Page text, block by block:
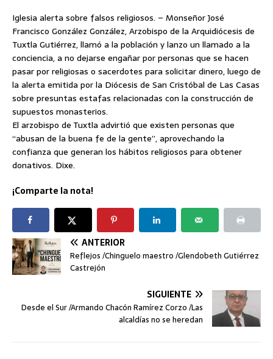
Iglesia alerta sobre falsos religiosos. – Monseñor José
Francisco González González, Arzobispo de la Arquidiócesis de
Tuxtla Gutiérrez, llamó a la población y lanzo un llamado a la
conciencia, a no dejarse engañar por personas que se hacen
pasar por religiosas o sacerdotes para solicitar dinero, luego de
la alerta emitida por la Diócesis de San Cristóbal de Las Casas
sobre presuntas estafas relacionadas con la construcción de
supuestos monasterios.
El arzobispo de Tuxtla advirtió que existen personas que
“abusan de la buena fe de la gente”, aprovechando la
confianza que generan los hábitos religiosos para obtener
donativos. Dixe.
¡Comparte la nota!
ANTERIOR
Reflejos /Chinguelo maestro /Glendobeth Gutiérrez
Castrejón
SIGUIENTE
Desde el Sur /Armando Chacón Ramírez Corzo /Las
alcaldías no se heredan